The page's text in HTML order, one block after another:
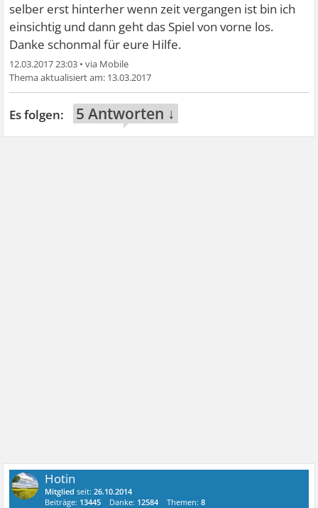
selber erst hinterher wenn zeit vergangen ist bin ich
einsichtig und dann geht das Spiel von vorne los.
Danke schonmal für eure Hilfe.
12.03.2017 23:03 •
13.03.2017
5 Antworten ↓
Hotin
Mitglied seit:26.10.2014
Beiträge: 13445 Danke: 12584 Themen:8